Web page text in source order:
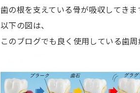
歯の根を支えている骨が吸収してきま
以下の図は、
このブログでも良く使用している歯